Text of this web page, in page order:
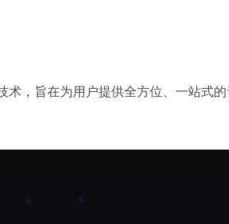
，旨在为用户提供全方位、一站式